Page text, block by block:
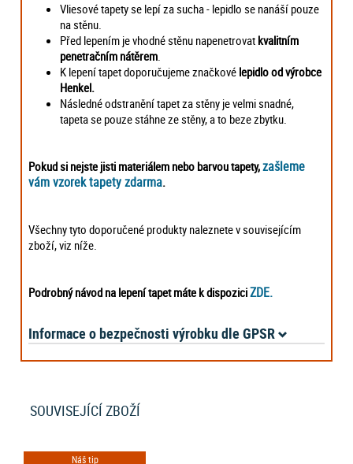
Vliesové tapety se lepí za sucha - lepidlo se nanáší pouze
na stěnu.
Před lepením je vhodné stěnu napenetrovat kvalitním
penetračním nátěrem.
K lepení tapet doporučujeme značkové lepidlo od výrobce
Henkel.
Následné odstranění tapet za stěny je velmi snadné,
tapeta se pouze stáhne ze stěny, a to beze zbytku.
Pokud si nejste jisti materiálem nebo barvou tapety,zašleme
vám vzorek tapety zdarma.
Všechny tyto doporučené produkty naleznete v souvisejícím
zboží, viz níže.
Podrobný návod na lepení tapet máte k dispoziciZDE.
Informace o bezpečnosti výrobku dle GPSR
SOUVISEJÍCÍ ZBOŽÍ
Náš tip